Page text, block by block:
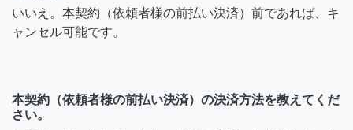
いいえ。本契約（依頼者様の前払い決済）前であれば、キ
ャンセル可能です。
本契約（依頼者様の前払い決済）の決済方法を教えてくだ
さい。